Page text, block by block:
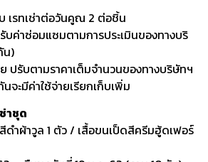
เรทเช่าต่อวันคูณ 2 ต่อชิ้น
ค่าซ่อมแซมตามการประเมินของทางบริ
น)
รับตามราคาเต็มจำนวนของทางบริษัทฯ
จะมีค่าใช้จ่ายเรียกเก็บเพิ่ม
าชุด
สีดำผ้าวูล 1 ตัว / เสื้อขนเป็ดสีครีมฮู้ดเฟอร์